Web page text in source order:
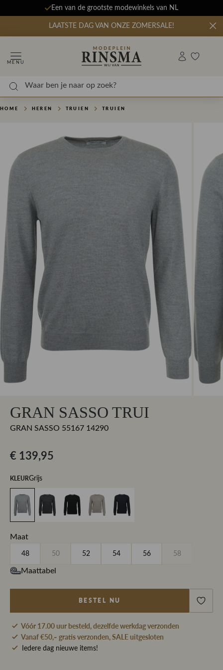
Een van de grootste modewinkels van NL
LAATSTE DAG VAN ONZE ZOMERSALE!
MENU
HOME HEREN TRUIEN TRUIEN
GRAN SASSO TRUI
GRAN SASSO 55167 14290
€ 139,95
KLEURGrijs
Maat
48 50 52 54 56 58
Maattabel
BESTEL NU
Vóór 17.00 uur besteld, dezelfde werkdag verzonden
Vanaf €50,- gratis verzonden, SALE uitgesloten
Iedere dag nieuwe items!